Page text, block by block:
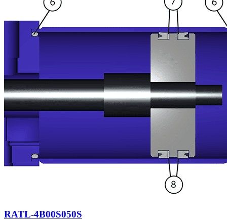
RATL-4B00S050S